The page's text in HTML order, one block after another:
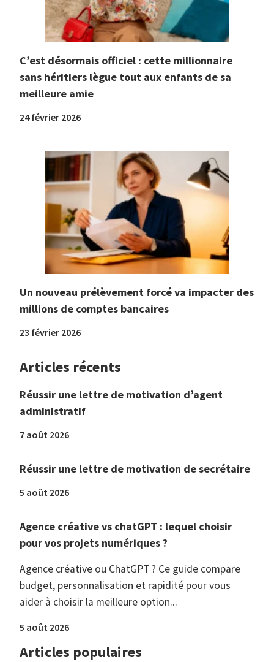
C’est désormais officiel : cette millionnaire
sans héritiers lègue tout aux enfants de sa
meilleure amie
24 février 2026
Un nouveau prélèvement forcé va impacter des
millions de comptes bancaires
23 février 2026
Articles récents
Réussir une lettre de motivation d’agent
administratif
7 août 2026
Réussir une lettre de motivation de secrétaire
5 août 2026
Agence créative vs chatGPT : lequel choisir
pour vos projets numériques ?
Agence créative ou ChatGPT ? Ce guide compare
budget, personnalisation et rapidité pour vous
aider à choisir la meilleure option...
5 août 2026
Articles populaires